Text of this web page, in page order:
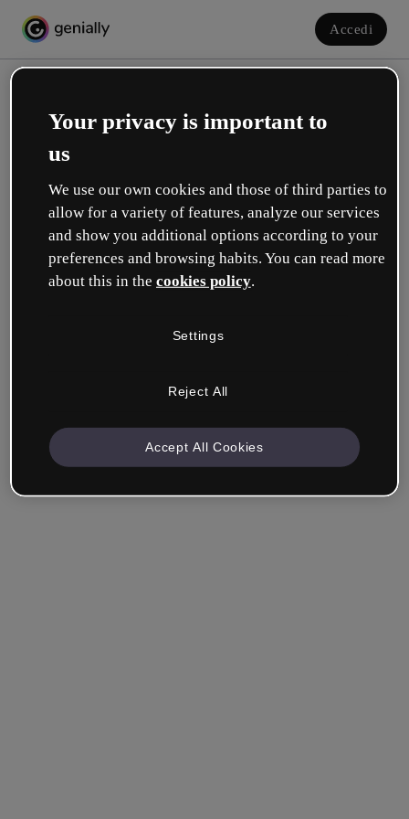
Accedi
Crea il tuo account gratuito!
Quale opzione ti descrive meglio?
Azienda e Professionisti
un altro settore.
Your privacy is important to
us
We use our own cookies and those of third parties to
allow for a variety of features, analyze our services
and show you additional options according to your
preferences and browsing habits. You can read more
about this in the cookies policy.
Settings
Reject All
Accept All Cookies